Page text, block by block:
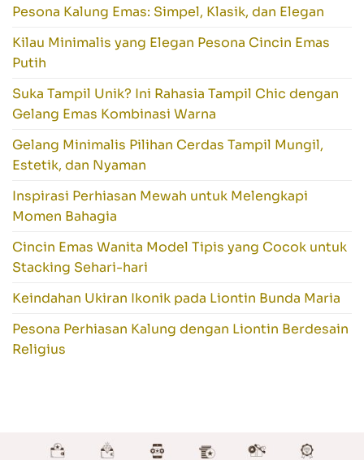
Pesona Kalung Emas: Simpel, Klasik, dan Elegan
Kilau Minimalis yang Elegan Pesona Cincin Emas
Putih
Suka Tampil Unik? Ini Rahasia Tampil Chic dengan
Gelang Emas Kombinasi Warna
Gelang Minimalis Pilihan Cerdas Tampil Mungil,
Estetik, dan Nyaman
Inspirasi Perhiasan Mewah untuk Melengkapi
Momen Bahagia
Cincin Emas Wanita Model Tipis yang Cocok untuk
Stacking Sehari-hari
Keindahan Ukiran Ikonik pada Liontin Bunda Maria
Pesona Perhiasan Kalung dengan Liontin Berdesain
Religius